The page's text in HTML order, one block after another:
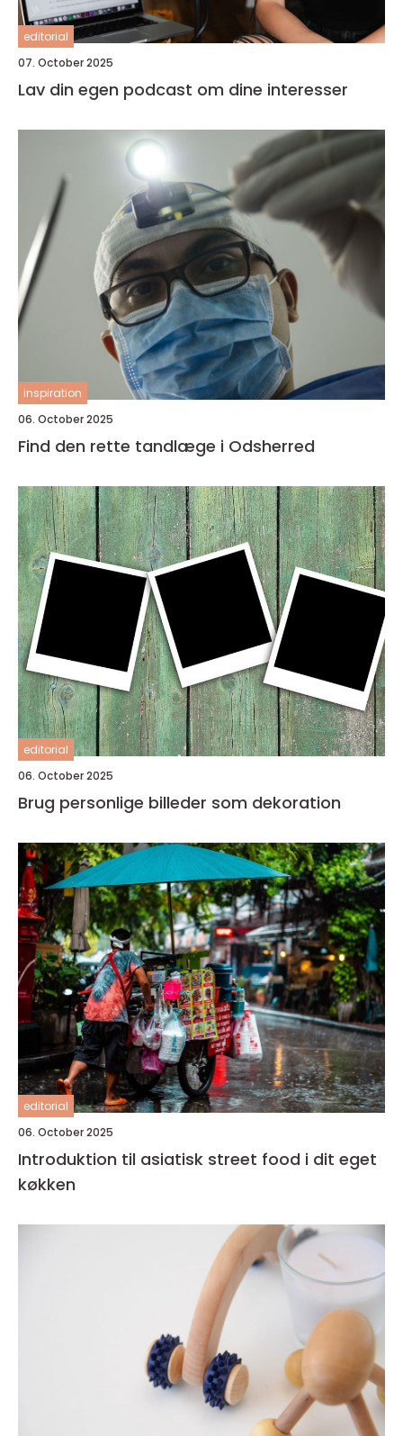
editorial
07. October 2025
Lav din egen podcast om dine interesser
inspiration
06. October 2025
Find den rette tandlæge i Odsherred
editorial
06. October 2025
Brug personlige billeder som dekoration
editorial
06. October 2025
Introduktion til asiatisk street food i dit eget
køkken